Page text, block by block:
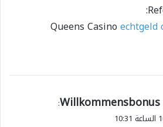
echtgeld
Willkommensbonus
: